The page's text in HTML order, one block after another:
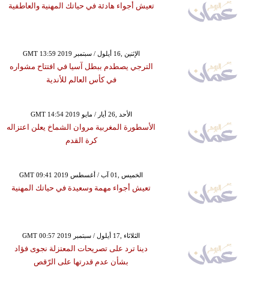
تعيش أجواء هادئة في حياتك المهنية والعاطفية
GMT 13:59 2019 الإثنين ,16 أيلول / سبتمبر
الترجي يصطدم ببطل آسيا في افتتاح مشواره
في كأس العالم للأندية
GMT 14:54 2019 الأحد ,26 أيار / مايو
الأسطورة المغربية مروان الشماخ يعلن اعتزاله
كرة القدم
GMT 09:41 2019 الخميس ,01 آب / أغسطس
تعيش أجواء مهمة وسعيدة في حياتك المهنية
GMT 00:57 2019 الثلاثاء ,17 أيلول / سبتمبر
دينا ترد على تصريحات المعتزلة نجوى فؤاد
بشأن عدم قدرتها على الرّقص